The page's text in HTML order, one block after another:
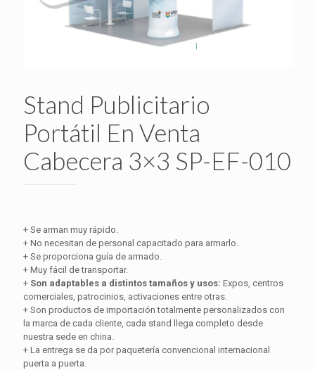
Stand Publicitario
Portátil En Venta
Cabecera 3×3 SP-EF-010
+ Se arman muy rápido.
+ No necesitan de personal capacitado para armarlo.
+ Se proporciona guía de armado.
+ Muy fácil de transportar.
+ Son adaptables a distintos tamaños y usos: Expos, centros
comerciales, patrocinios, activaciones entre otras.
+ Son productos de importación totalmente personalizados con
la marca de cada cliente, cada stand llega completo desde
nuestra sede en china.
+ La entrega se da por paquetería convencional internacional
puerta a puerta.